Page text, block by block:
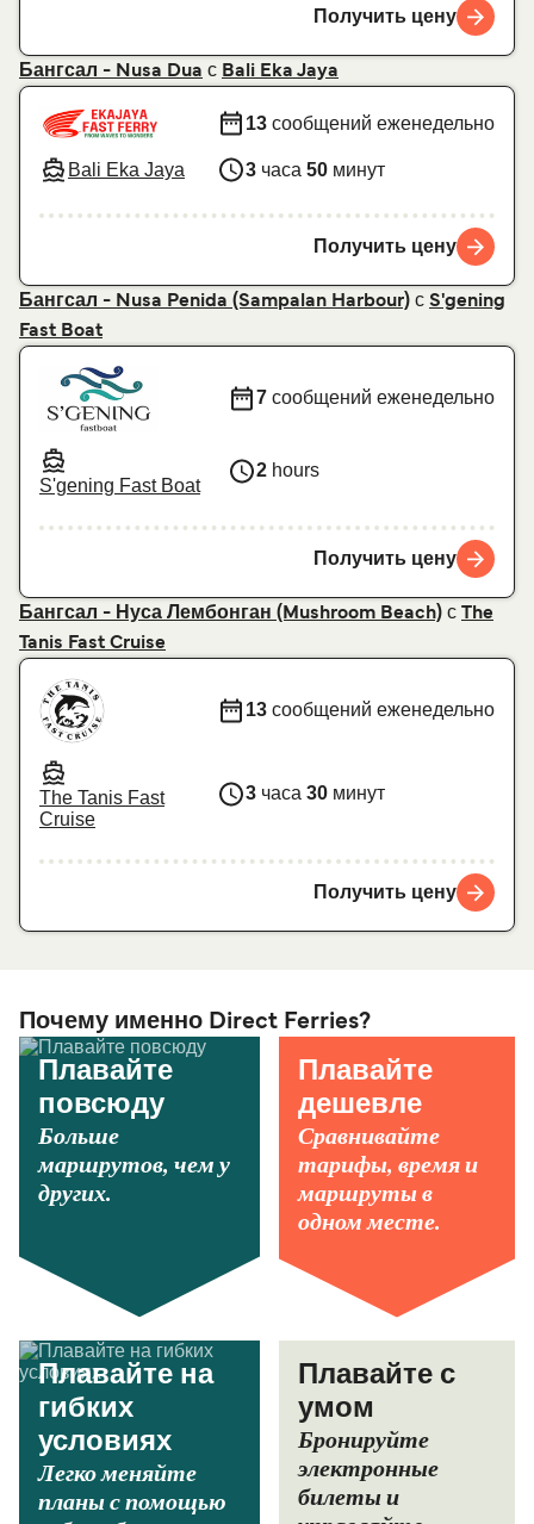
Получить цену
Бангсал - Nusa Dua с Bali Eka Jaya
Bali Eka Jaya
13 сообщений еженедельно
3 часа 50 минут
Получить цену
Бангсал - Nusa Penida (Sampalan Harbour) с S'gening
Fast Boat
S'gening Fast Boat
7 сообщений еженедельно
2 hours
Получить цену
Бангсал - Нуса Лембонган (Mushroom Beach) с The
Tanis Fast Cruise
The Tanis Fast
Cruise
13 сообщений еженедельно
3 часа 30 минут
Получить цену
Почему именно Direct Ferries?
Плавайте
повсюду
Больше
маршрутов, чем у
других.
Плавайте
дешевле
Сравнивайте
тарифы, время и
маршруты в
одном месте.
Плавайте на
гибких
условиях
Легко меняйте
планы с помощью
Плавайте с
умом
Бронируйте
электронные
билеты и